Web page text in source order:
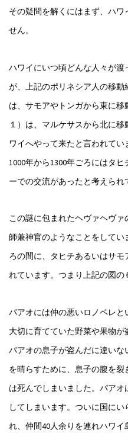
その疑問を解くにはまず、ハ
せん。
ハワイにいつ頃どんな人々が
が、上記のポリネシア人の移
は、サモアやトンガから東に
１）は、マルケサスから北に
ワイへやって来たと言われて
1000年から1300年ごろにはタ
ーでの交流があったと考えられ
この謎に包まれたヘヴァヘヴ
師兼神官のようなことをしてい
ろの間に、タヒチあるいはサ
れています。つまり上記の図の
パアオには仲の悪いロノペレ
大切に育てていた野菜や果物
パアオの息子が盗んだに違い
を晴らすために、息子の腹を
は死んでしまいました。パア
してしまいます。ついに国に
れ、仲間40人余りを連れハワ